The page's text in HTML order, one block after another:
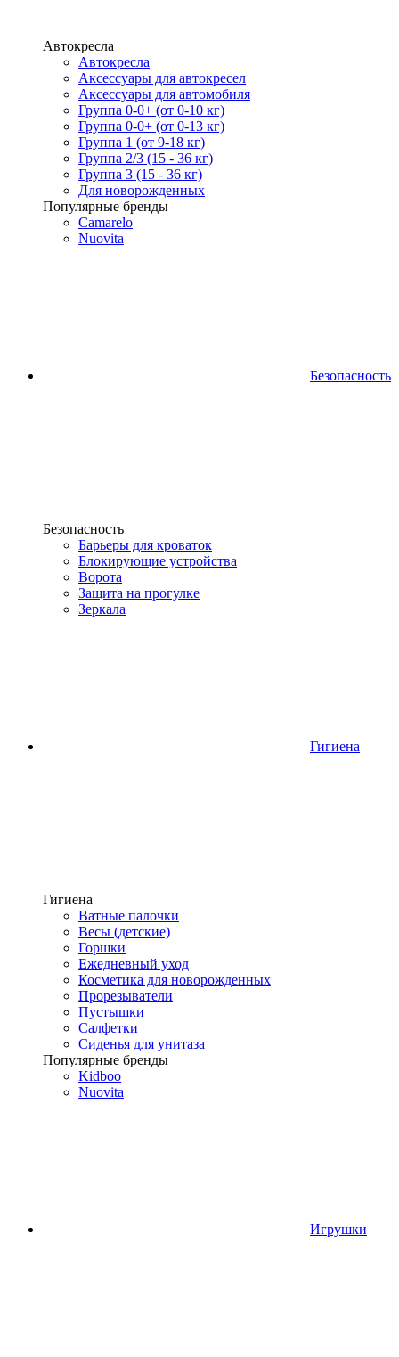
Автокресла
Автокресла
Аксессуары для автокресел
Аксессуары для автомобиля
Группа 0-0+ (от 0-10 кг)
Группа 0-0+ (от 0-13 кг)
Группа 1 (от 9-18 кг)
Группа 2/3 (15 - 36 кг)
Группа 3 (15 - 36 кг)
Для новорожденных
Популярные бренды
Camarelo
Nuovita
Безопасность
Безопасность
Барьеры для кроваток
Блокирующие устройства
Ворота
Защита на прогулке
Зеркала
Гигиена
Гигиена
Ватные палочки
Весы (детские)
Горшки
Ежедневный уход
Косметика для новорожденных
Прорезыватели
Пустышки
Салфетки
Сиденья для унитаза
Популярные бренды
Kidboo
Nuovita
Игрушки